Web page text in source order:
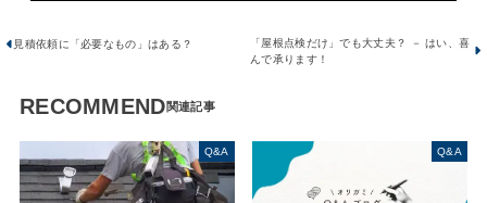
見積依頼に「必要なもの」はある？
「屋根点検だけ」でも大丈夫？ － はい、喜
んで承ります！
RECOMMEND
Q&A Q&A